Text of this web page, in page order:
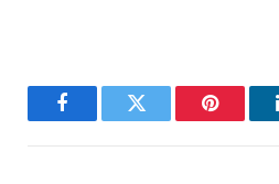
FacebookTwitter Pinterest